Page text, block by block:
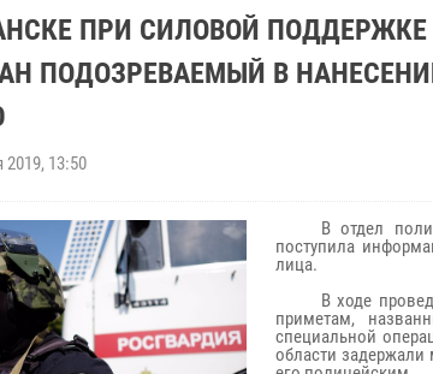
ПРИ СИЛОВОЙ
ПОДОЗРЕВАЕМЫЙ В
2019, 13:50
В отдел
поступила
лица.
В ходе
приметам,
специальной
области задержали